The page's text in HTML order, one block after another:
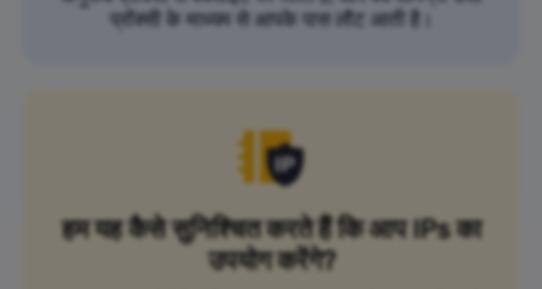
प्रॉक्सी के माध्यम से आपके पास लौट आती है।
हम यह कैसे सुनिश्चित करते हैं कि आप IPs का
उपयोग करेंगे?